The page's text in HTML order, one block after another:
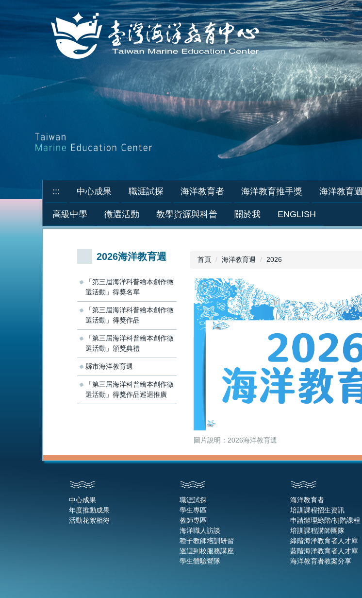
容
::: 中心成果 職涯試探 海洋教育者 海洋教育推手獎 海洋教育週
高級中學 徵選活動 教學資源與科普 關於我 ENGLISH
2026海洋教育週
「第三屆海洋科普繪本創作徵
選活動」得獎名單
「第三屆海洋科普繪本創作徵
選活動」得獎作品
「第三屆海洋科普繪本創作徵
選活動」頒獎典禮
縣市海洋教育週
「第三屆海洋科普繪本創作徵
選活動」得獎作品巡迴推廣
首頁 海洋教育週 2026
圖片說明：2026海洋教育週
中心成果
年度推動成果
活動花絮相簿
職涯試探
學生專區
教師專區
海洋職人訪談
種子教師培訓研習
巡迴到校服務講座
學生體驗營隊
海洋教育者
培訓課程招生資訊
申請辦理綠階/初階課程
培訓課程講師團隊
綠階海洋教育者人才庫
藍階海洋教育者人才庫
海洋教育者教案分享